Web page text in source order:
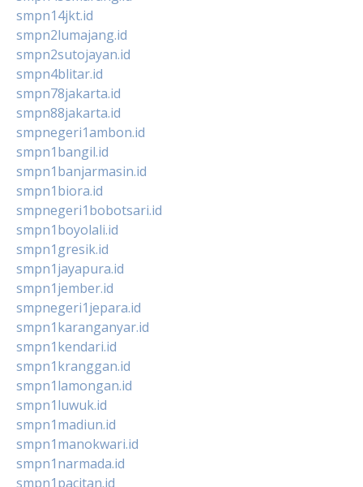
smpn14jkt.id
smpn2lumajang.id
smpn2sutojayan.id
smpn4blitar.id
smpn78jakarta.id
smpn88jakarta.id
smpnegeri1ambon.id
smpn1bangil.id
smpn1banjarmasin.id
smpn1biora.id
smpnegeri1bobotsari.id
smpn1boyolali.id
smpn1gresik.id
smpn1jayapura.id
smpn1jember.id
smpnegeri1jepara.id
smpn1karanganyar.id
smpn1kendari.id
smpn1kranggan.id
smpn1lamongan.id
smpn1luwuk.id
smpn1madiun.id
smpn1manokwari.id
smpn1narmada.id
smpn1pacitan.id